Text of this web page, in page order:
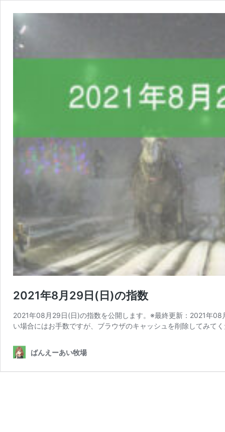
2021年8月29日(日)の指数
2021年08月29日(日)の指数を公開します。※最終更新：2021年
い場合にはお手数ですが、ブラウザのキャッシュを削除してみて
ばんえーあい牧場